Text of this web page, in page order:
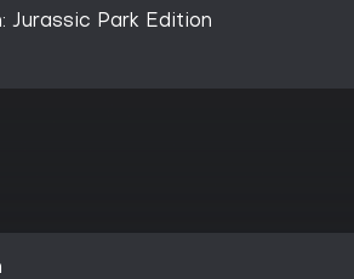
Jurassic Park Edition